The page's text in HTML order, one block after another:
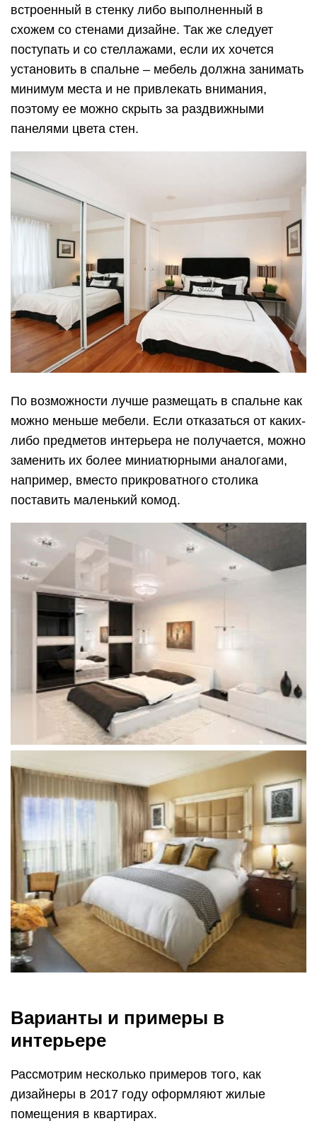
встроенный в стенку либо выполненный в
схожем со стенами дизайне. Так же следует
поступать и со стеллажами, если их хочется
установить в спальне – мебель должна занимать
минимум места и не привлекать внимания,
поэтому ее можно скрыть за раздвижными
панелями цвета стен.
По возможности лучше размещать в спальне как
можно меньше мебели. Если отказаться от каких-
либо предметов интерьера не получается, можно
заменить их более миниатюрными аналогами,
например, вместо прикроватного столика
поставить маленький комод.
Варианты и примеры в
интерьере
Рассмотрим несколько примеров того, как
дизайнеры в 2017 году оформляют жилые
помещения в квартирах.